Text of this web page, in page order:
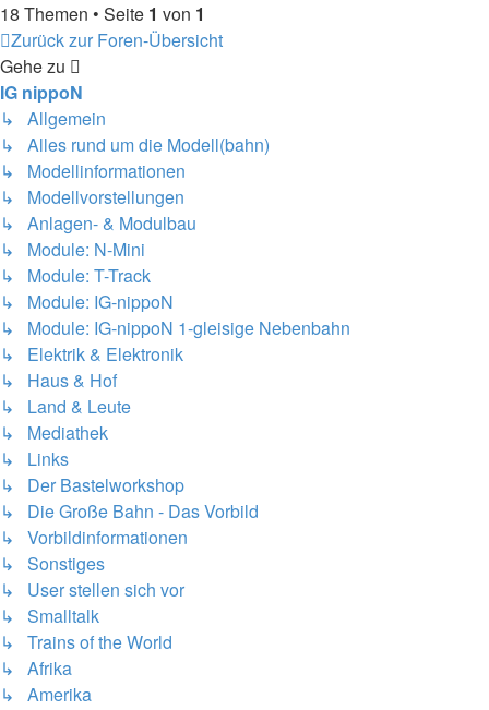
18 Themen • Seite 1 von 1
Zurück zur Foren-Übersicht
Gehe zu
IG nippoN
↳ Allgemein
↳ Alles rund um die Modell(bahn)
↳ Modellinformationen
↳ Modellvorstellungen
↳ Anlagen- & Modulbau
↳ Module: N-Mini
↳ Module: T-Track
↳ Module: IG-nippoN
↳ Module: IG-nippoN 1-gleisige Nebenbahn
↳ Elektrik & Elektronik
↳ Haus & Hof
↳ Land & Leute
↳ Mediathek
↳ Links
↳ Der Bastelworkshop
↳ Die Große Bahn - Das Vorbild
↳ Vorbildinformationen
↳ Sonstiges
↳ User stellen sich vor
↳ Smalltalk
↳ Trains of the World
↳ Afrika
↳ Amerika